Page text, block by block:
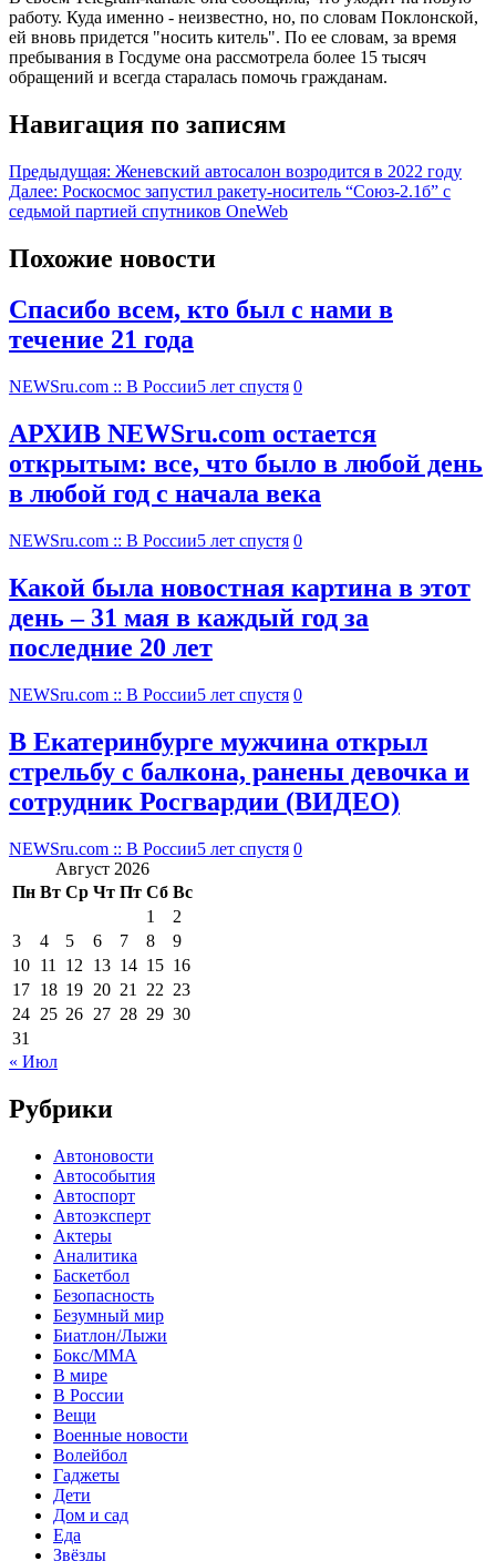
работу. Куда именно - неизвестно, но, по словам Поклонской,
ей вновь придется "носить китель". По ее словам, за время
пребывания в Госдуме она рассмотрела более 15 тысяч
обращений и всегда старалась помочь гражданам.
Навигация по записям
Предыдущая: Женевский автосалон возродится в 2022 году
Далее: Роскосмос запустил ракету-носитель “Союз-2.1б” с
седьмой партией спутников OneWeb
Похожие новости
Спасибо всем, кто был с нами в
течение 21 года
NEWSru.com :: В России5 лет спустя 0
АРХИВ NEWSru.com остается
открытым: все, что было в любой день
в любой год с начала века
NEWSru.com :: В России5 лет спустя 0
Какой была новостная картина в этот
день – 31 мая в каждый год за
последние 20 лет
NEWSru.com :: В России5 лет спустя 0
В Екатеринбурге мужчина открыл
стрельбу с балкона, ранены девочка и
сотрудник Росгвардии (ВИДЕО)
NEWSru.com :: В России5 лет спустя 0
Август 2026
Пн Вт Ср Чт Пт Сб Вс
1
2
3
4 5 6 7 8
9
10 11 12 13 14 15 16
17 18 19 20 21 22 23
24 25 26 27 28 29 30
31
« Июл
Рубрики
Автоновости
Автособытия
Автоспорт
Автоэксперт
Актеры
Аналитика
Баскетбол
Безопасность
Безумный мир
Биатлон/Лыжи
Бокс/MMA
В мире
В России
Вещи
Военные новости
Волейбол
Гаджеты
Дети
Дом и сад
Еда
Звёзды